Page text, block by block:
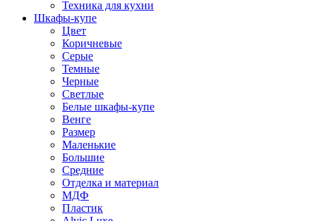
Техника для кухни
Шкафы-купе
Цвет
Коричневые
Серые
Темные
Черные
Светлые
Белые шкафы-купе
Венге
Размер
Маленькие
Большие
Средние
Отделка и материал
МДФ
Пластик